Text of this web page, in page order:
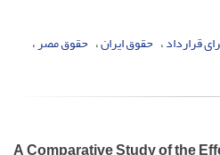
قرارداد حقوق ایران حقوق مصر